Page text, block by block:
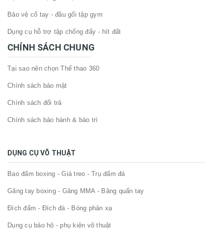
Bảo vệ cổ tay - đầu gối tập gym
Dụng cụ hỗ trợ tập chống đẩy - hít đất
CHÍNH SÁCH CHUNG
Tại sao nên chọn Thể thao 360
Chính sách bảo mật
Chính sách đổi trả
Chính sách bảo hành & bảo trì
DỤNG CỤ VÕ THUẬT
Bao đấm boxing - Giá treo - Trụ đấm đá
Găng tay boxing - Găng MMA - Băng quấn tay
Đích đấm - Đích đá - Bóng phản xạ
Dụng cụ bảo hộ - phụ kiện võ thuật